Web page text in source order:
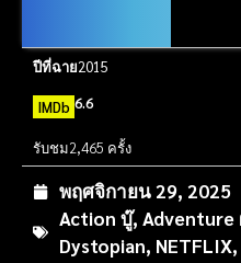
ปีที่ฉาย2015
IMDb 6.6
รับชม2,465 ครั้ง
พฤศจิกายน 29, 2025
Action บู๊,
Dystopian, NETFLIX,